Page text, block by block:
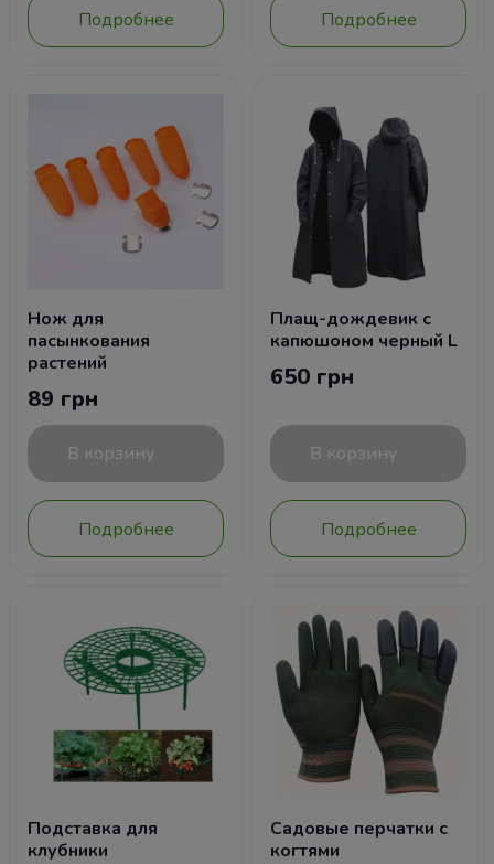
Подробнее Подробнее
Нож для
пасынкования
растений
89 грн
В корзину
Подробнее
Плащ-дождевик с
капюшоном черный L
650 грн
В корзину
Подробнее
Подставка для
клубники
Садовые перчатки с
когтями